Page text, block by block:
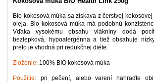
Bio kokosová múka sa získava z čerstvej
oleja. Bio kokosová múka má podobnú
Vďaka vysokému obsahu vlákniny dodá
bezlepková, hypoalergénna a tiež obsahuje
preto je vhodná pri redukčnej diéte.
Zloženie: 100% BIO kokosová múka
Použitie: pri pečení, alebo varení nahraďte